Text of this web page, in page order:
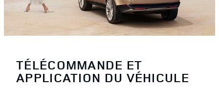
TÉLÉCOMMANDE ET
APPLICATION DU VÉHICULE